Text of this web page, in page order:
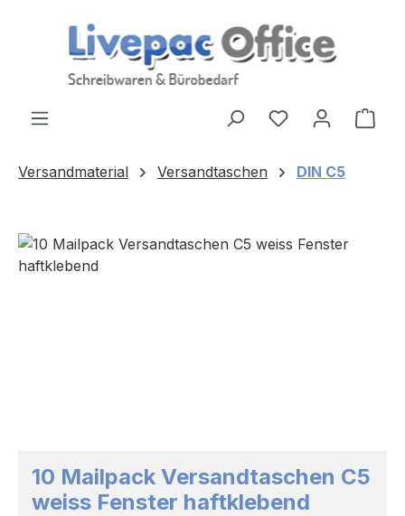
Zum Hauptinhalt springen
Versandmaterial Versandtaschen DIN C5
Bildergalerie überspringen
10 Mailpack Versandtaschen C5
weiss Fenster haftklebend